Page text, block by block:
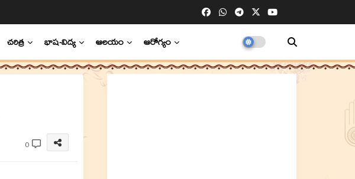
చరిత్ర భాష-విద్య ఆలయం ఆరోగ్యం
0